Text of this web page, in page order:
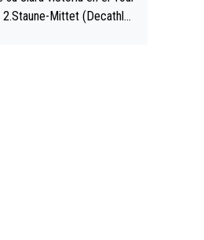
2.Staune-Mittet (Decathlo